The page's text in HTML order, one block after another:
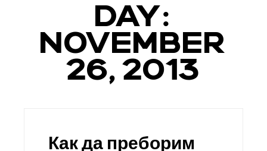
DAY:
NOVEMBER
26, 2013
Как да преборим